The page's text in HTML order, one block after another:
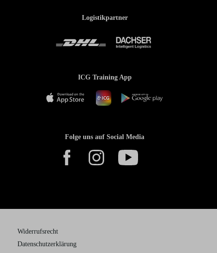
Logistikpartner
ICG Training App
Folge uns auf Social Media
Widerrufsrecht
Datenschutzerklärung